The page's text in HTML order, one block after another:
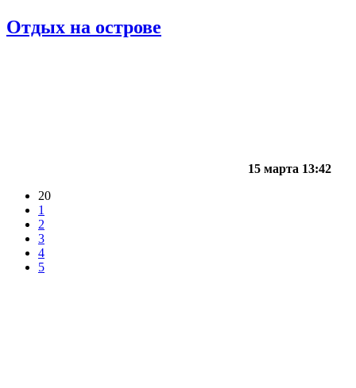
Отдых на острове
15 марта 13:42
20
1
2
3
4
5